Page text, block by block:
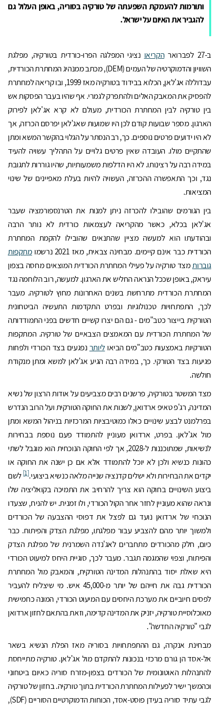
ותורמות להעמקת השפעתה של טורקיה בסוריה, באופן העלול גם
להגביר את האיום על ישראל.
ב-27 לפברואר הקריאו נציגי המפלגה הפרו-כורדית בטורקיה, מפלגת
השוויון והדמוקרטיה של העמים (DEM), מכתב ממנהיג המחתרת הכורדית,
עבדוללה אג'לאן, הכלוא בבידוד בטורקיה מאז 1999, ובו קריאה למחתרת
להפסיק את המאבק האלים ולהתפרק לגמרי. אף שהיו בעבר הפסקות אש
בין טורקיה לבין המחתרת הכורדית, מעולם לא קרא אג'לאן לפירוק
הארגון. מספר שבועות קודם לכן היו שמועות שאג'לאן יפרסם הכרזה, אך
לא היו ידועים פרטים נוספים. כך, רב הנסתר על הגלוי בהקשר המשא ומתן
שהתקיים מולו. העובדה שאין פרטים גלויים על התהליך עשויה להעיד
במידה רבה על רצינותו. לא היו הדלפות משמעותיות, שהיו גוררות לתגובת
נגד, וכך התאפשרה ההכרזה, העשויה להיות בעלת מאפיינים של שינוי
המציאות.
בין הגורמים שהובילו להכרזה ניתן למנות את הטרנספורמציה שעבר
אג'לאן בכלא, כאשר מהקריאה לעצמאות כורדית לא נותר הרבה
ובהודעתו הוא למעשה מציין שהתנאים שהובילו להקמת המחתרת
הכורדית כבר אינם קיימים. מבחינה צבאית, מאז 2021 נרשמו
מתקפות
גוברותמצד טורקיה על פעילי המחתרת הכורדית המוצאים מחסה בצפון
עיראק, באופן שככל הנראה החליש את הארגון. למעשה, רוב הלוחמה נגד
המחתרת הכורדית מתרחשת בשנים האחרונות מחוץ לטורקיה. מעבר
לכך, התפתחויות טכנולוגיות ובפרט התקדמות התעשיה הביטחונית
הטורקית בייצור כטב"מים - גם הם יצרו קשיים חדשים בפני התמודדותה
של המחתרת הכורדית עם המאמצים הצבאיים של טורקיה. המתקפות
הטורקיות באמצעות כטב"מים הביאוליותר נפגעים בצד הכורדי ולפחות
פגיעות בצד הטורקי. כך, במידה רבה הגיע אג'לאן למשא ומתן מנקודת
חולשה.
מצד המשטר בטורקיה, פרשנים רבים מצביעים על אודות הרצון של נשיא
המדינה, רג'פ טאיפ ארדואן, לשנות את החוקה הטורקית ועל הרוב הנדרש
בפרלמנט לבצע שינויים כאלו כמוטיבציות המרכזיות בניהול המשא ומתן
מול אג'לאן. בפרט, ארדואן מעוניין להתמודד פעם נוספת בבחירות
לנשיאות, שמתוכננות ל-2028, אך לפי החוקה הנוכחית הוא מוגבל לשתי
כהונות כנשיא ולכן לא יוכל להתמודד אלא אם כן ישנה את החוקה או
יקדים את הבחירות ולא ישלים קדנציה שנייה מלאה כנשיא ביצועי.[1]
לשם
ביצוע השינויים בחוקה הוא צריך להרחיב את התמיכה בקואליציה שלו
ונראה שהוא מעוניין לחזר אחר הקול הכורדי, ולו זמנית. יש להניח, שצעדו
הנוכחי של ארדואן נועד גם לפצל את דפוסי ההצבעה של הכורדים
ולמשוך יותר מהם להצביע עבור מפלגתו, מפלגת הצדק והפיתוח. כבר
כיום, חלק מהכורדים מתחברים לאג'נדה השמרנית של מפלגת הצדק
והפיתוח, וצפוי שהמגמה תגבר. מעבר לכך, סוגיית היחס למיעוט הכורדי
היא שאלת יסוד בהתנהלות המדינה הטורקית, והמאבק מול המחתרת
הכורדית גבה את חייהם של יותר מ-45,000 איש. מי שיצליח להעביר
לפסים חיוביים את מערכת היחסים עם המיעוט הכורדי, המונה כחמישית
מאוכלוסיית טורקיה, יזניק את המדינה קדימה, וזאת בהתאם לחזון ארדואן
לגבי "טורקיה החדשה".
מבחינת אנקרה, גם ההתפתחויות בסוריה מאז הפלת הנשיא בשאר
אל-אסד הן גורם מרכזי בנכונות להתקדם מול אג'לאן. טורקיה מתייחסת
להתנהלות האוטונומית של הכורדים בצפון-מזרח סוריה כאיום ביטחוני
וכהמשך ישיר לפעילות המחתרת הכורדית בתוך טורקיה. בחזון של טורקיה
לגבי עתיד סוריה בעידן פוסט-אסד, הכוחות הדמוקרטיים הסוריים (SDF),